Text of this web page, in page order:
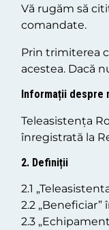
Vă rugăm să
comandate.
Prin trimiterea
acestea. Dacă
Informații despre
Teleasistența
înregistrată la
2. Definiții
2.1
2.2
2.3